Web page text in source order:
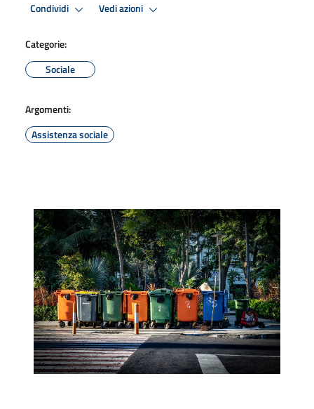
Condividi Vedi azioni
Categorie:
Sociale
Argomenti:
Assistenza sociale